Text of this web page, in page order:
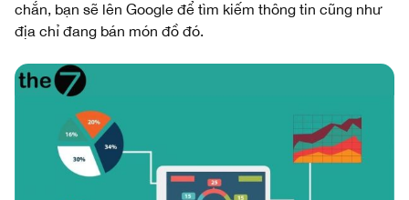
chắn, bạn sẽ lên Google để tìm kiếm thông tin cũng như
địa chỉ đang bán món đồ đó.